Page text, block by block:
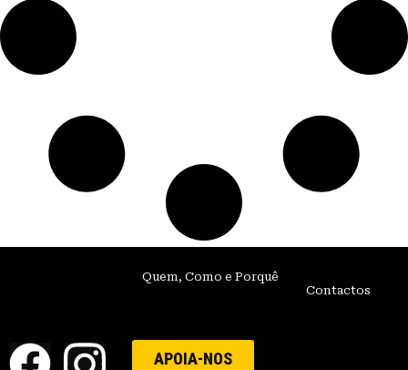
Quem, Como e Porquê
Contactos
APOIA-NOS